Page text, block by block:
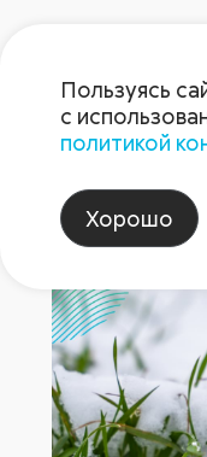
Пользуясь
с
политикой
Хорошо